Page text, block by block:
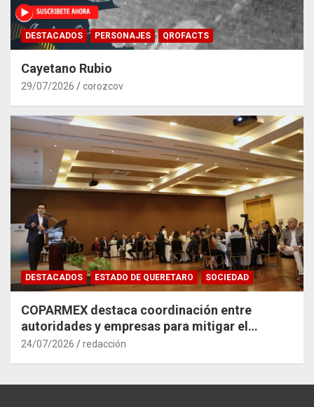
DESTACADOS PERSONAJES QROFACTS
Cayetano Rubio
29/07/2026 corozcov
DESTACADOS ESTADO DE QUERETARO SOCIEDAD
COPARMEX destaca coordinación entre
autoridades y empresas para mitigar el
impacto del Tren México–Querétaro
24/07/2026 redacción